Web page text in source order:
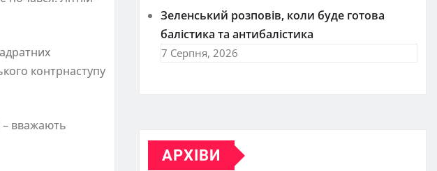
контрнаступу
– вважають
Зеленський розповів, коли буде готова
балістика та антибалістика
7 Серпня, 2026
АРХІВИ